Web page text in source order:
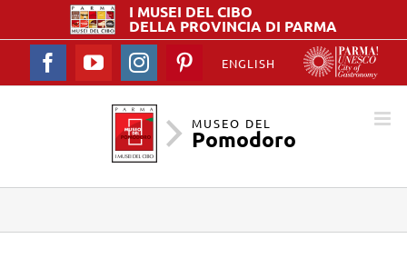
I MUSEI DELCIBO
DELLA PROVINCIA DI PARMA
ENGLISH
FacebookYouTubeInstagramPinterest
MUSEO DEL
Pomodoro